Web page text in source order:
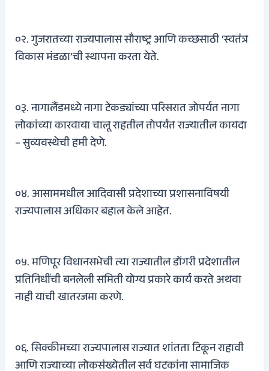
०२. गुजरातच्या राज्यपालास सौराष्ट्र आणि कच्छसाठी ‘स्वतंत्र
विकास मंडळा’ची स्थापना करता येते.
०३. नागालैंडमध्ये नागा टेकड्यांच्या परिसरात जोपर्यंत नागा
लोकांच्या कारवाया चालू राहतील तोपर्यंत राज्यातील कायदा
– सुव्यवस्थेची हमी देणे.
०४. आसाममधील आदिवासी प्रदेशाच्या प्रशासनाविषयी
राज्यपालास अधिकार बहाल केले आहेत.
०५. मणिपूर विधानसभेची त्या राज्यातील डोंगरी प्रदेशातील
प्रतिनिधींची बनलेली समिती योग्य प्रकारे कार्य करते अथवा
नाही याची खातरजमा करणे.
०६. सिक्कीमच्या राज्यपालास राज्यात शांतता टिकून राहावी
आणि राज्याच्या लोकसंख्येतील सर्व घटकांना सामाजिक